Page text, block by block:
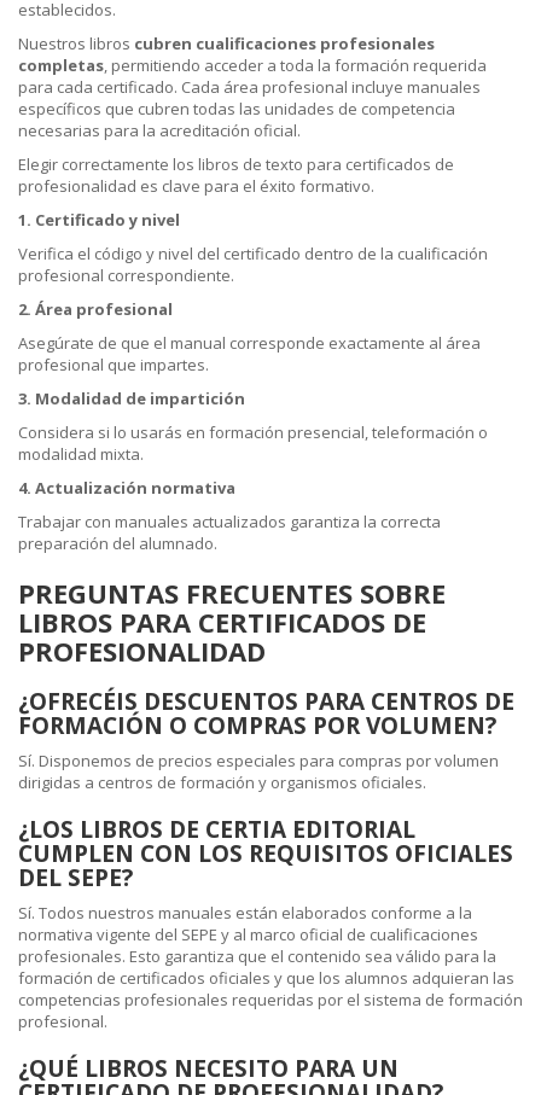
establecidos.
Nuestros libros cubren cualificaciones profesionales
completas, permitiendo acceder a toda la formación requerida
para cada certificado. Cada área profesional incluye manuales
específicos que cubren todas las unidades de competencia
necesarias para la acreditación oficial.
Elegir correctamente los libros de texto para certificados de
profesionalidad es clave para el éxito formativo.
1. Certificado y nivel
Verifica el código y nivel del certificado dentro de la cualificación
profesional correspondiente.
2. Área profesional
Asegúrate de que el manual corresponde exactamente al área
profesional que impartes.
3. Modalidad de impartición
Considera si lo usarás en formación presencial, teleformación o
modalidad mixta.
4. Actualización normativa
Trabajar con manuales actualizados garantiza la correcta
preparación del alumnado.
PREGUNTAS FRECUENTES SOBRE
LIBROS PARA CERTIFICADOS DE
PROFESIONALIDAD
¿OFRECÉIS DESCUENTOS PARA CENTROS DE
FORMACIÓN O COMPRAS POR VOLUMEN?
Sí. Disponemos de precios especiales para compras por volumen
dirigidas a centros de formación y organismos oficiales.
¿LOS LIBROS DE CERTIA EDITORIAL
CUMPLEN CON LOS REQUISITOS OFICIALES
DEL SEPE?
Sí. Todos nuestros manuales están elaborados conforme a la
normativa vigente del SEPE y al marco oficial de cualificaciones
profesionales. Esto garantiza que el contenido sea válido para la
formación de certificados oficiales y que los alumnos adquieran las
competencias profesionales requeridas por el sistema de formación
profesional.
¿QUÉ LIBROS NECESITO PARA UN